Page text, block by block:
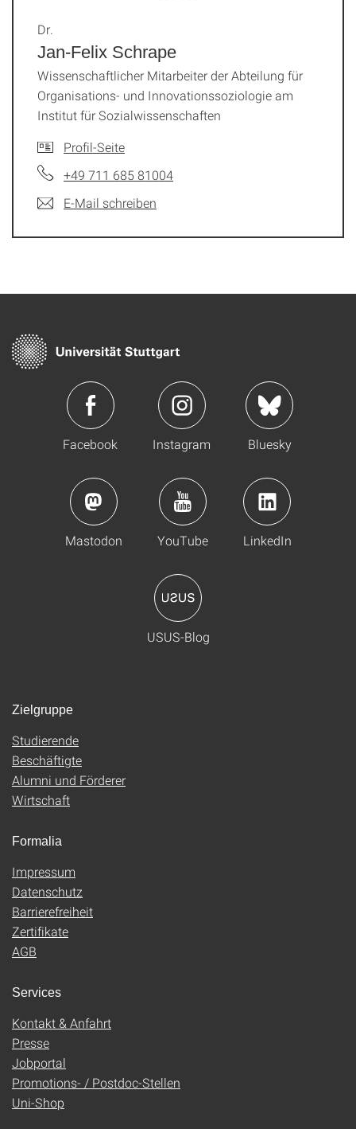
Jan-Felix Schrape
Dr.
Wissenschaftlicher Mitarbeiter der Abteilung für
Organisations- und Innovationssoziologie am
Institut für Sozialwissenschaften
Profil-Seite
+49 711 685 81004
E-Mail schreiben
Facebook Instagram Bluesky
Mastodon YouTube LinkedIn
USUS-Blog
Zielgruppe
Studierende
Beschäftigte
Alumni und Förderer
Wirtschaft
Formalia
Impressum
Datenschutz
Barrierefreiheit
Zertifikate
AGB
Services
Kontakt & Anfahrt
Presse
Jobportal
Promotions- / Postdoc-Stellen
Uni-Shop